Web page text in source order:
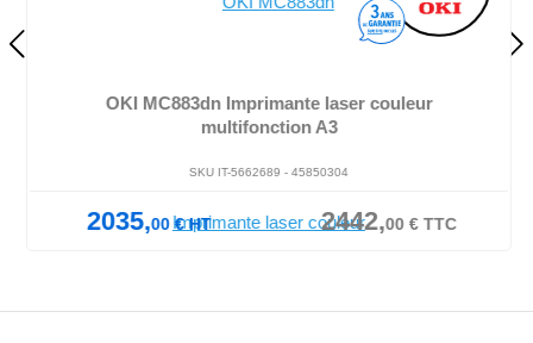
OKI MC883dn Imprimante laser couleur
multifonction A3
SKU IT-5662689 - 45850304
2035,00€HT 2442,00€TTC